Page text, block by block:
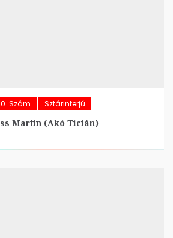
Szám Sztárinterjú
Martin (Akó Tícián)